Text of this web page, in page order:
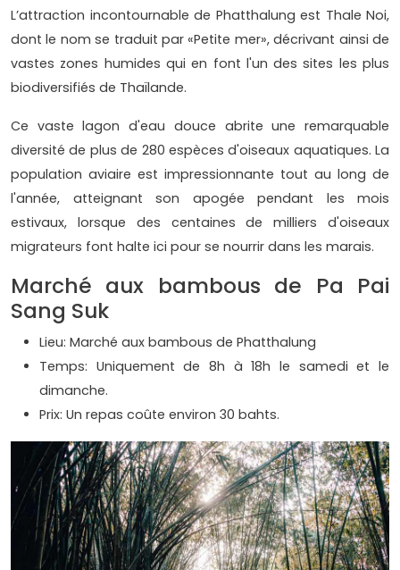
L’attraction incontournable de Phatthalung est Thale Noi,
dont le nom se traduit par «Petite mer», décrivant ainsi de
vastes zones humides qui en font l'un des sites les plus
biodiversifiés de Thaïlande.
Ce vaste lagon d'eau douce abrite une remarquable
diversité de plus de 280 espèces d'oiseaux aquatiques. La
population aviaire est impressionnante tout au long de
l'année, atteignant son apogée pendant les mois
estivaux, lorsque des centaines de milliers d'oiseaux
migrateurs font halte ici pour se nourrir dans les marais.
Marché aux bambous de Pa Pai
Sang Suk
Lieu: Marché aux bambous de Phatthalung
Temps: Uniquement de 8h à 18h le samedi et le
dimanche.
Prix: Un repas coûte environ 30 bahts.